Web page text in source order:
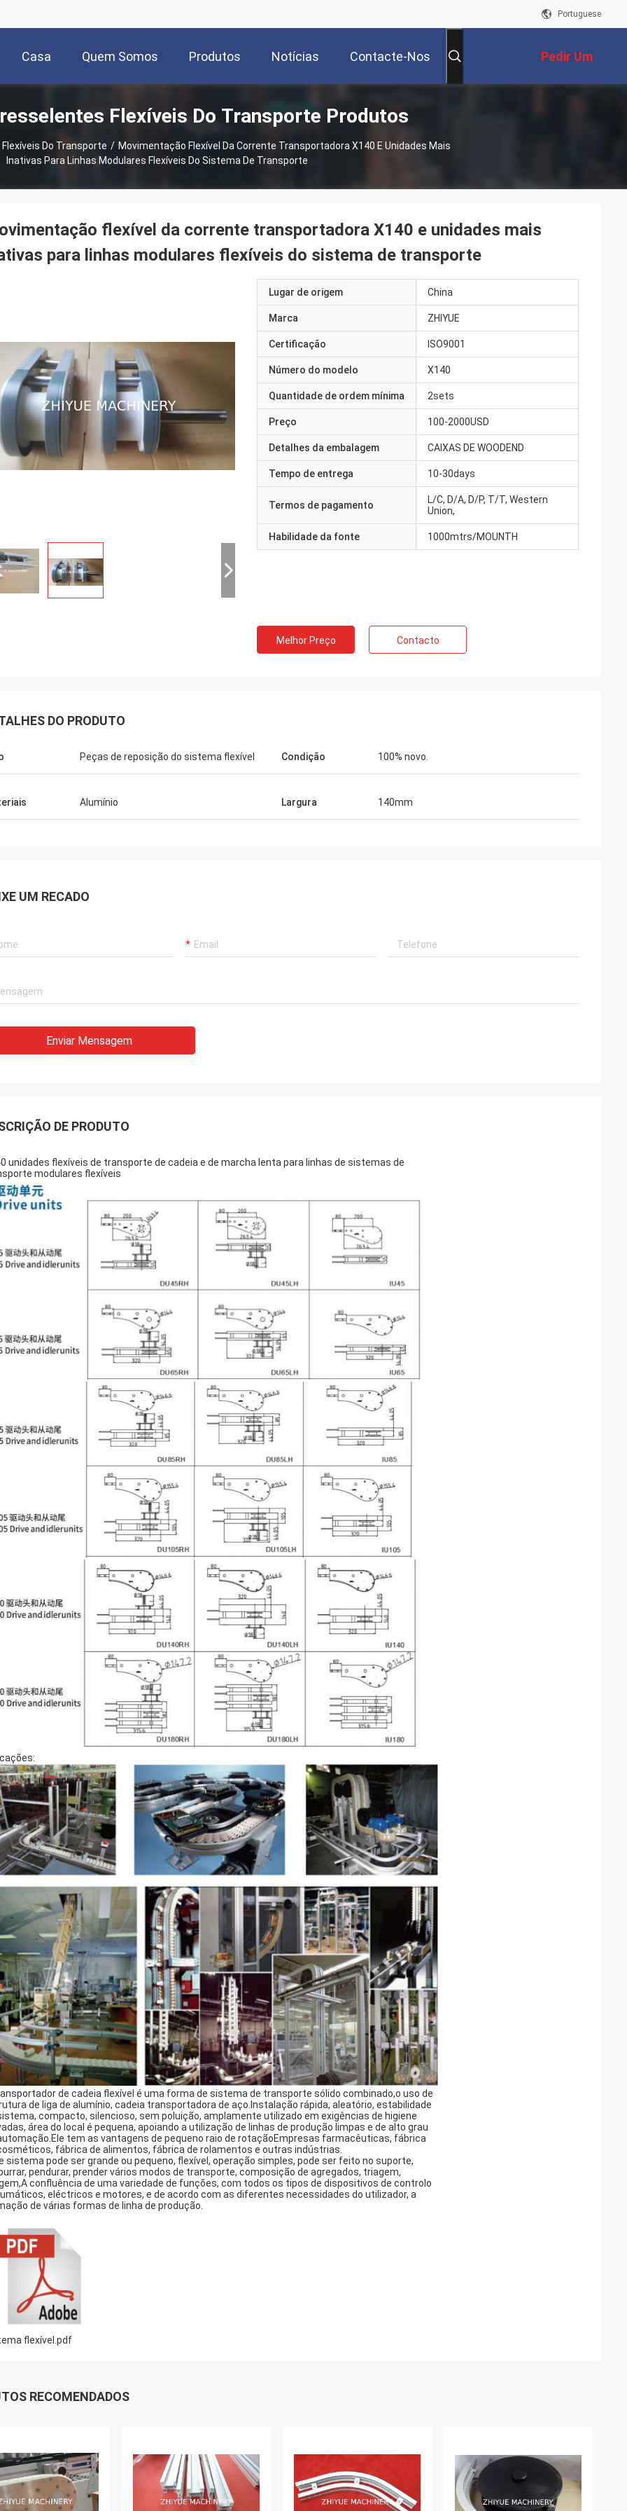
Portuguese
Casa Quem Somos Produtos Notícias Contacte-Nos Pedir Um
Orçamento
Flexíveis Do Transporte Produtos
Do Transporte / Movimentação Flexível Da Corrente Transportadora X140 E Unidades Mais
Inativas Para Linhas Modulares Flexíveis Do Sistema De Transporte
flexível da corrente transportadora X140 e unidades mais
para linhas modulares flexíveis do sistema de transporte
Lugar de origem China
Marca ZHIYUE
Certificação ISO9001
Número do modelo X140
Quantidade de ordem mínima 2sets
Preço 100-2000USD
Detalhes da embalagem CAIXAS DE WOODEND
Tempo de entrega 10-30days
Termos de pagamento
L/C, D/A, D/P, T/T, Western
Union,
Habilidade da fonte 1000mtrs/MOUNTH
Melhor Preço Contacto
DO PRODUTO
Peças de reposição do sistema flexível Condição 100% novo.
Alumínio Largura 140mm
UM RECADO
Enviar Mensagem
DE PRODUTO
unidades flexíveis de transporte de cadeia e de marcha lenta para linhas de sistemas de
modulares flexíveis
de cadeia flexível é uma forma de sistema de transporte sólido combinado,o uso de
de liga de alumínio, cadeia transportadora de aço.Instalação rápida, aleatório, estabilidade
compacto, silencioso, sem poluição, amplamente utilizado em exigências de higiene
área do local é pequena, apoiando a utilização de linhas de produção limpas e de alto grau
tem as vantagens de pequeno raio de rotaçãoEmpresas farmacêuticas, fábrica
fábrica de alimentos, fábrica de rolamentos e outras indústrias.
sistema pode ser grande ou pequeno, flexível, operação simples, pode ser feito no suporte,
pendurar, prender vários modos de transporte, composição de agregados, triagem,
confluência de uma variedade de funções, com todos os tipos de dispositivos de controlo
eléctricos e motores, e de acordo com as diferentes necessidades do utilizador, a
de várias formas de linha de produção.
flexível.pdf
RECOMENDADOS